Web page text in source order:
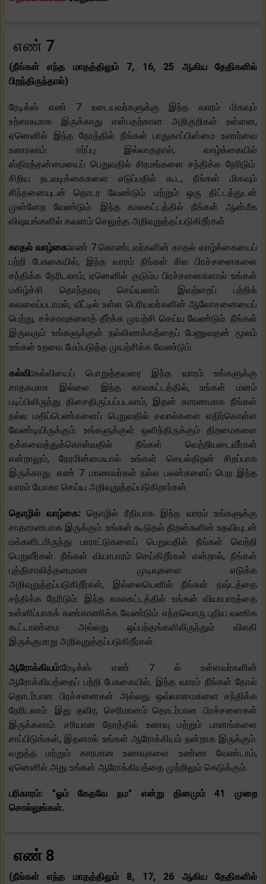
எண் 7
(நீங்கள் எந்த மாதத்திலும் 7, 16, 25 ஆகிய தேதிகளில்
பிறந்திருந்தால்)
ரேடிக்ஸ் எண் 7 உடையவர்களுக்கு இந்த வாரம் மிகவும்
உற்சாகமாக இருக்காது என்பதற்கான அறிகுறிகள் உள்ளன,
ஏனெனில் இந்த நேரத்தில் நீங்கள் பாதுகாப்பின்மை உணர்வை
உணரலாம். ஈர்ப்பு இல்லாததால், வாழ்க்கையில்
ஸ்திரத்தன்மையைப் பெறுவதில் சிரமங்களை சந்திக்க நேரிடும்.
சிறிய நடவடிக்கைகளை எடுப்பதில் கூட, நீங்கள் மிகவும்
சிந்தனையுடன் தொடர வேண்டும் மற்றும் ஒரு திட்டத்துடன்
முன்னேற வேண்டும். இந்த காலகட்டத்தில் நீங்கள் ஆன்மீக
விஷயங்களில் கவனம் செலுத்த அறிவுறுத்தப்படுகிறீர்கள்.
காதல் வாழ்கை:எண் 7 கொண்டவர்களின் காதல் வாழ்க்கையைப்
பற்றி பேசுகையில், இந்த வாரம் நீங்கள் சில பிரச்சனைகளை
சந்திக்க நேரிடலாம், ஏனெனில் குடும்ப பிரச்சனைகளால் உங்கள்
மகிழ்ச்சி தொந்தரவு செய்யலாம். இவற்றைப் பற்றிக்
கவலைப்படாமல், வீட்டில் உள்ள பெரியவர்களின் ஆலோசனையைப்
பெற்று, சச்சரவுகளைத் தீர்க்க முயற்சி செய்ய வேண்டும். நீங்கள்
இருவரும் உங்களுக்குள் நல்லிணக்கத்தைப் பேணுவதன் மூலம்
உங்கள் உறவை மேம்படுத்த முயற்சிக்க வேண்டும்.
கல்வி:கல்வியைப் பொறுத்தவரை இந்த வாரம் உங்களுக்கு
சாதகமாக இல்லை. இந்த காலகட்டத்தில், உங்கள் மனம்
படிப்பிலிருந்து திசைதிருப்பப்படலாம், இதன் காரணமாக நீங்கள்
நல்ல மதிப்பெண்களைப் பெறுவதில் சவால்களை எதிர்கொள்ள
வேண்டியிருக்கும். உங்களுக்குள் ஒளிந்திருக்கும் திறமைகளை
தக்கவைத்துக்கொள்வதில் நீங்கள் வெற்றியடைவீர்கள்
என்றாலும், நேரமின்மையால் உங்கள் செயல்திறன் சிறப்பாக
இருக்காது. எண் 7 மாணவர்கள் நல்ல பலன்களைப் பெற இந்த
வாரம் யோகா செய்ய அறிவுறுத்தப்படுகிறார்கள்.
தொழில் வாழ்கை: தொழில் ரீதியாக இந்த வாரம் உங்களுக்கு
சாதாரணமாக இருக்கும். உங்கள் கூடுதல் திறன்களின் உதவியுடன்
மக்களிடமிருந்து பாராட்டுகளைப் பெறுவதில் நீங்கள் வெற்றி
பெறுவீர்கள். நீங்கள் வியாபாரம் செய்கிறீர்கள் என்றால், நீங்கள்
புத்திசாலித்தனமான முடிவுகளை எடுக்க
அறிவுறுத்தப்படுகிறீர்கள், இல்லையெனில் நீங்கள் நஷ்டத்தை
சந்திக்க நேரிடும். இந்த காலகட்டத்தில் உங்கள் வியாபாரத்தை
உன்னிப்பாகக் கண்காணிக்க வேண்டும். எந்தவொரு புதிய வணிக
கூட்டாண்மை அல்லது ஒப்பந்தங்களிலிருந்தும் விலகி
இருக்குமாறு அறிவுறுத்தப்படுகிறீர்கள்.
ஆரோக்கியம்:ரேடிக்ஸ் எண் 7 ல் உள்ளவர்களின்
ஆரோக்கியத்தைப் பற்றி பேசுகையில், இந்த வாரம் நீங்கள் தோல்
தொடர்பான பிரச்சனைகள் அல்லது ஒவ்வாமைகளை சந்திக்க
நேரிடலாம். இது தவிர, செரிமானம் தொடர்பான பிரச்சனைகள்
இருக்கலாம். சரியான நேரத்தில் உணவு மற்றும் பானங்களை
சாப்பிடுங்கள், இதனால் உங்கள் ஆரோக்கியம் நன்றாக இருக்கும்.
வறுத்த மற்றும் காரமான உணவுகளை உண்ண வேண்டாம்,
ஏனெனில் அது உங்கள் ஆரோக்கியத்தை முற்றிலும் கெடுக்கும்.
பரிகாரம்: "ஓம் கேதவே நம" என்று தினமும் 41 முறை
சொல்லுங்கள்.
எண் 8
(நீங்கள் எந்த மாதத்திலும் 8, 17, 26 ஆகிய தேதிகளில்